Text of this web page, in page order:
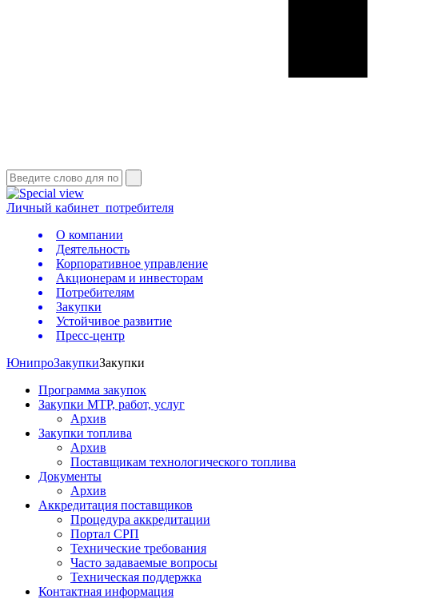
Личный кабинет потребителя
О компании
Деятельность
Корпоративное управление
Акционерам и инвесторам
Потребителям
Закупки
Устойчивое развитие
Пресс-центр
ЮнипроЗакупкиЗакупки
Программа закупок
Закупки МТР, работ, услуг
Архив
Закупки топлива
Архив
Поставщикам технологического топлива
Документы
Архив
Аккредитация поставщиков
Процедура аккредитации
Портал СРП
Технические требования
Часто задаваемые вопросы
Техническая поддержка
Контактная информация